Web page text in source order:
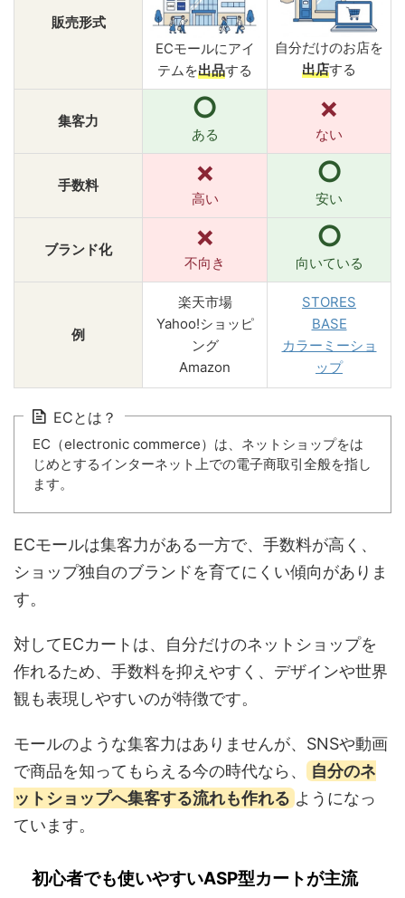
販売形式
ECモールにアイ
テムを出品する
自分だけのお店を
出店する
集客力 ○
ある
×
ない
手数料 ×
高い
○
安い
ブランド化 ×
不向き
○
向いている
例
楽天市場
Yahoo!ショッピ
ング
Amazon
STORES
BASE
カラーミーショ
ップ
ECとは？
EC（electronic commerce）は、ネットショップをは
じめとするインターネット上での電子商取引全般を指し
ます。
ECモールは集客力がある一方で、手数料が高く、
ショップ独自のブランドを育てにくい傾向がありま
す。
対してECカートは、自分だけのネットショップを
作れるため、手数料を抑えやすく、デザインや世界
観も表現しやすいのが特徴です。
モールのような集客力はありませんが、SNSや動画
で商品を知ってもらえる今の時代なら、
自分のネ
ットショップへ集客する流れも作れる ようになっ
ています。
初心者でも使いやすいASP型カートが主流